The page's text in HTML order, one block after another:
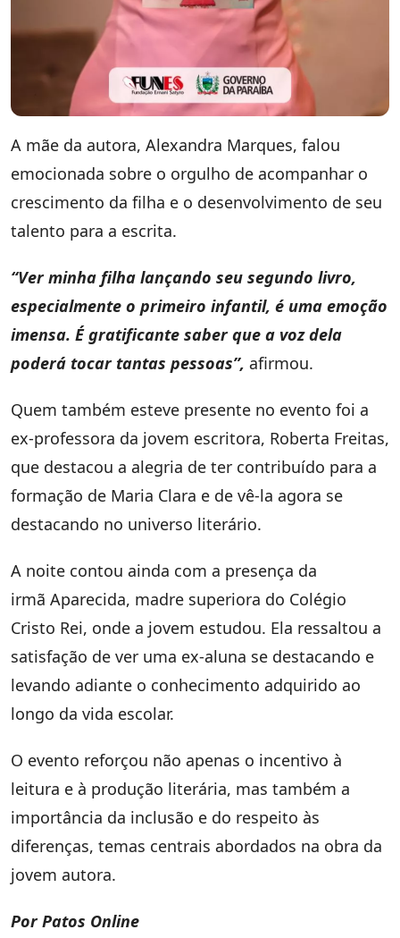
A mãe da autora, Alexandra Marques, falou
emocionada sobre o orgulho de acompanhar o
crescimento da filha e o desenvolvimento de seu
talento para a escrita.
“Ver minha filha lançando seu segundo livro,
especialmente o primeiro infantil, é uma emoção
imensa. É gratificante saber que a voz dela
poderá tocar tantas pessoas”, afirmou.
Quem também esteve presente no evento foi a
ex-professora da jovem escritora, Roberta Freitas,
que destacou a alegria de ter contribuído para a
formação de Maria Clara e de vê-la agora se
destacando no universo literário.
A noite contou ainda com a presença da
irmã Aparecida, madre superiora do Colégio
Cristo Rei, onde a jovem estudou. Ela ressaltou a
satisfação de ver uma ex-aluna se destacando e
levando adiante o conhecimento adquirido ao
longo da vida escolar.
O evento reforçou não apenas o incentivo à
leitura e à produção literária, mas também a
importância da inclusão e do respeito às
diferenças, temas centrais abordados na obra da
jovem autora.
Por Patos Online